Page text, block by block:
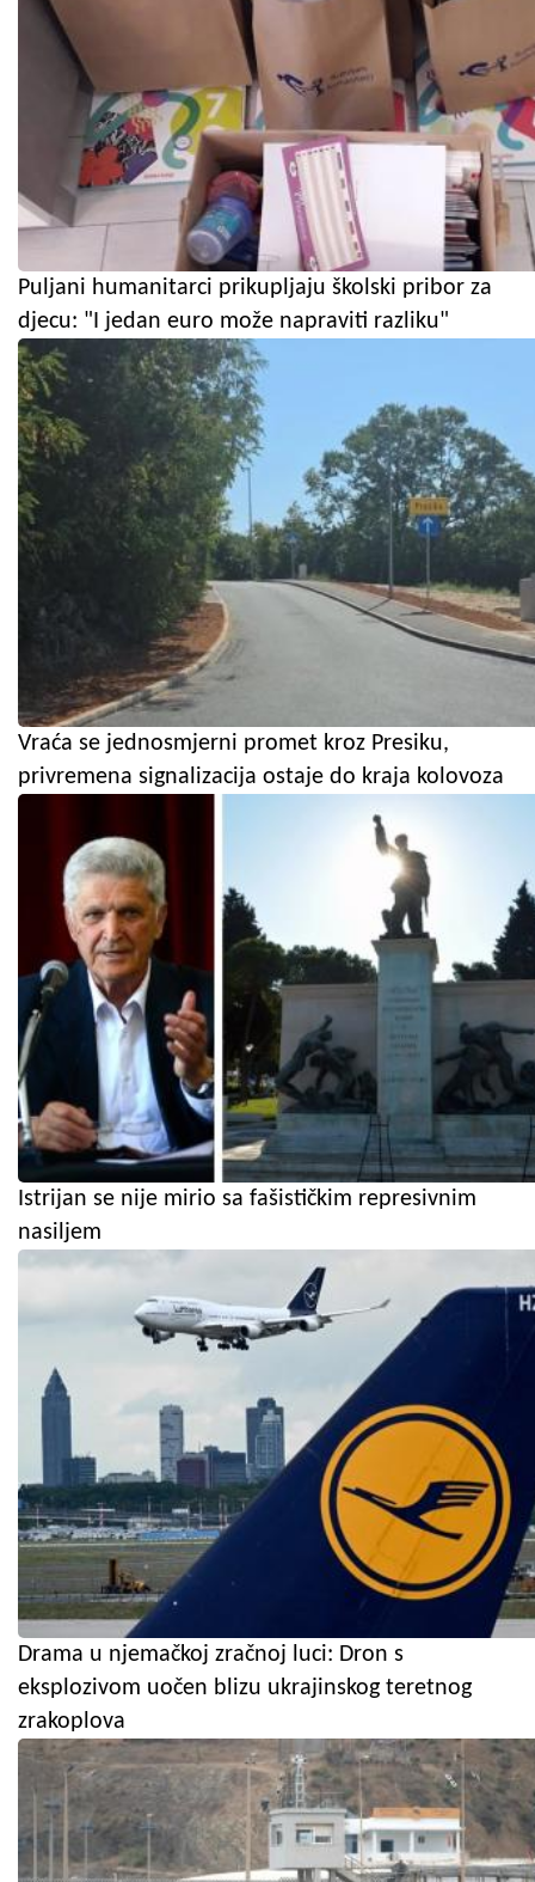
Puljani humanitarci prikupljaju školski pribor za
djecu: "I jedan euro može napraviti razliku"
Vraća se jednosmjerni promet kroz Presiku,
privremena signalizacija ostaje do kraja kolovoza
Istrijan se nije mirio sa fašističkim represivnim
nasiljem
Drama u njemačkoj zračnoj luci: Dron s
eksplozivom uočen blizu ukrajinskog teretnog
zrakoplova